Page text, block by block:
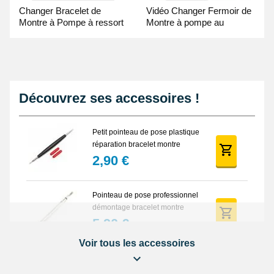
Changer Bracelet de
Montre à Pompe à ressort
Vidéo Changer Fermoir de
Montre à pompe au
Découvrez ses accessoires !
Petit pointeau de pose plastique
réparation bracelet montre
2,90 €
Pointeau de pose professionnel
démontage bracelet montre
5,90 €
Lot Outils Montre 12 pièces +
Voir tous les accessoires